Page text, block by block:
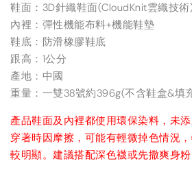
鞋面：3D針織鞋面(CloudKnit雲織技術
內裡：彈性機能布料+機能鞋墊
鞋底：防滑橡膠鞋底
跟高：1公分
產地：中國
重量：一雙38號約396g(不含鞋盒&填
產品鞋面及內裡都使用環保染料，未
穿著時因摩擦，可能有輕微掉色情況
較明顯。建議搭配深色襪或先撒爽身粉